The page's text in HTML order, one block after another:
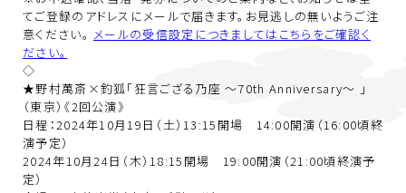
てご登録のアドレスにメールで届きます。お見逃しの無いようご注
意ください。メールの受信設定につきましてはこちらをご確認く
ださい。
◇
★野村萬斎×釣狐「狂言ござる乃座 ～70th Anniversary～ 」
（東京）《2回公演》
日程：2024年10月19日（土）13:15開場 14:00開演（16:00頃終
演予定）
2024年10月24日（木）18:15開場 19:00開演（21:00頃終演予
定）